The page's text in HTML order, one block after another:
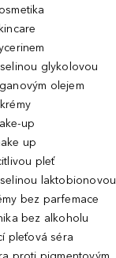
glykolovou
olejem
up
up
pleť
laktobionovou
bez parfemace
bez alkoholu
pleťová séra